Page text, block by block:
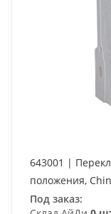
643001 |
положения,
Под заказ: